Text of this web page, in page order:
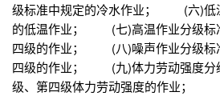
级标准中规定的冷水作业； (六)低
的低温作业； (七)高温作业分级标
四级的作业； (八)噪声作业分级标
四级的作业； (九)体力劳动强度分
级、第四级体力劳动强度的作业；